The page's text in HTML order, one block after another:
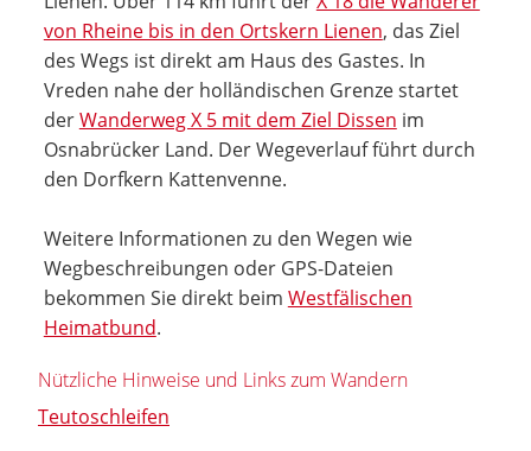
von Rheine bis in den Ortskern Lienen, das Ziel
des Wegs ist direkt am Haus des Gastes. In
Vreden nahe der holländischen Grenze startet
derWanderweg X 5 mit dem Ziel Dissen im
Osnabrücker Land. Der Wegeverlauf führt durch
den Dorfkern Kattenvenne.
Weitere Informationen zu den Wegen wie
Wegbeschreibungen oder GPS-Dateien
bekommen Sie direkt beim Westfälischen
Heimatbund.
Nützliche Hinweise und Links zum Wandern
Teutoschleifen